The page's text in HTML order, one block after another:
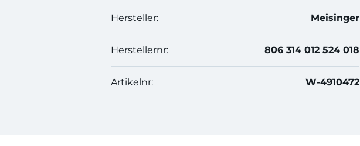
Hersteller: Meisinger
Herstellernr: 806 314 012 524 018
Artikelnr: W-4910472